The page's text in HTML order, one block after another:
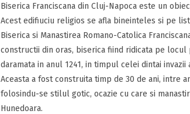
Biserica Franciscana din Cluj-Napoca este un
Acest edifiuciu religios se afla bineinteles si pe
Biserica si Manastirea Romano-Catolica
constructii din oras, biserica fiind ridicata pe
daramata in anul 1241, in timpul celei dintai invazii
Aceasta a fost construita timp de 30 de ani, intre
folosindu-se stilul gotic, ocazie cu care si
Hunedoara.